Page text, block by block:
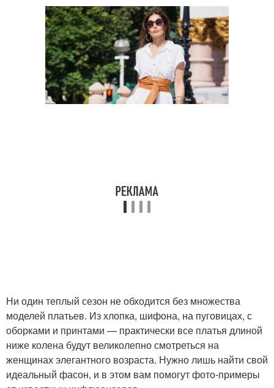
Ни один теплый сезон не обходится без множества
моделей платьев. Из хлопка, шифона, на пуговицах, с
оборками и принтами — практически все платья длиной
ниже колена будут великолепно смотреться на
женщинах элегантного возраста. Нужно лишь найти свой
идеальный фасон, и в этом вам помогут фото-примеры